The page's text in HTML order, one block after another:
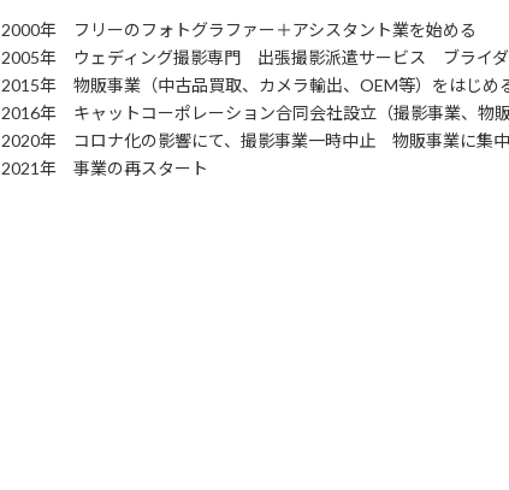
2000年 フリーのフォトグラファー＋アシスタント業を始める
2005年 ウェディング撮影専門 出張撮影派遣サービス ブライダ
2015年 物販事業（中古品買取、カメラ輸出、OEM等）をはじめ
2016年 キャットコーポレーション合同会社設立（撮影事業、物販
2020年 コロナ化の影響にて、撮影事業一時中止 物販事業に集中
2021年 事業の再スタート